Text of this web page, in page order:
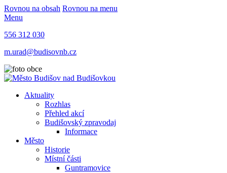
Rovnou na obsah Rovnou na menu
Menu
556 312 030
m.urad@budisovnb.cz
Aktuality
Rozhlas
Přehled akcí
Budišovský zpravodaj
Informace
Město
Historie
Místní části
Guntramovice